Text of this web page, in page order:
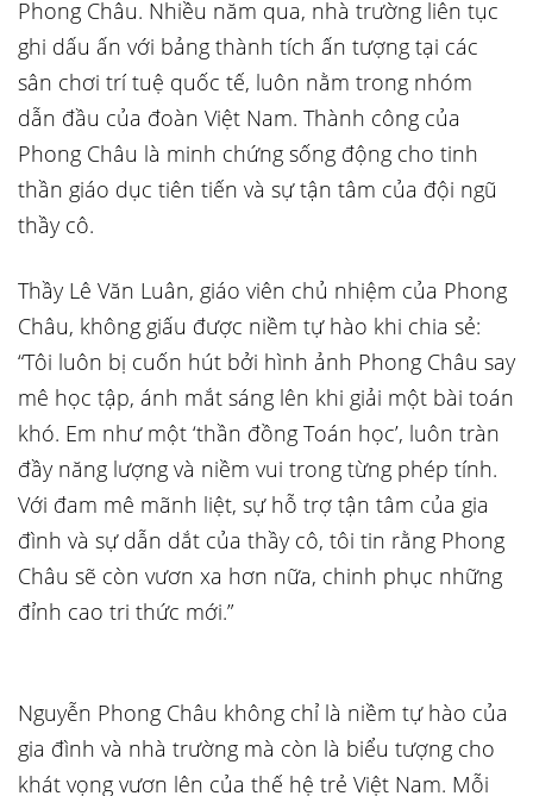
Phong Châu. Nhiều năm qua, nhà trường liên tục
ghi dấu ấn với bảng thành tích ấn tượng tại các
sân chơi trí tuệ quốc tế, luôn nằm trong nhóm
dẫn đầu của đoàn Việt Nam. Thành công của
Phong Châu là minh chứng sống động cho tinh
thần giáo dục tiên tiến và sự tận tâm của đội ngũ
thầy cô.
Thầy Lê Văn Luân, giáo viên chủ nhiệm của Phong
Châu, không giấu được niềm tự hào khi chia sẻ:
“Tôi luôn bị cuốn hút bởi hình ảnh Phong Châu say
mê học tập, ánh mắt sáng lên khi giải một bài toán
khó. Em như một ‘thần đồng Toán học’, luôn tràn
đầy năng lượng và niềm vui trong từng phép tính.
Với đam mê mãnh liệt, sự hỗ trợ tận tâm của gia
đình và sự dẫn dắt của thầy cô, tôi tin rằng Phong
Châu sẽ còn vươn xa hơn nữa, chinh phục những
đỉnh cao tri thức mới.”
Nguyễn Phong Châu không chỉ là niềm tự hào của
gia đình và nhà trường mà còn là biểu tượng cho
khát vọng vươn lên của thế hệ trẻ Việt Nam. Mỗi